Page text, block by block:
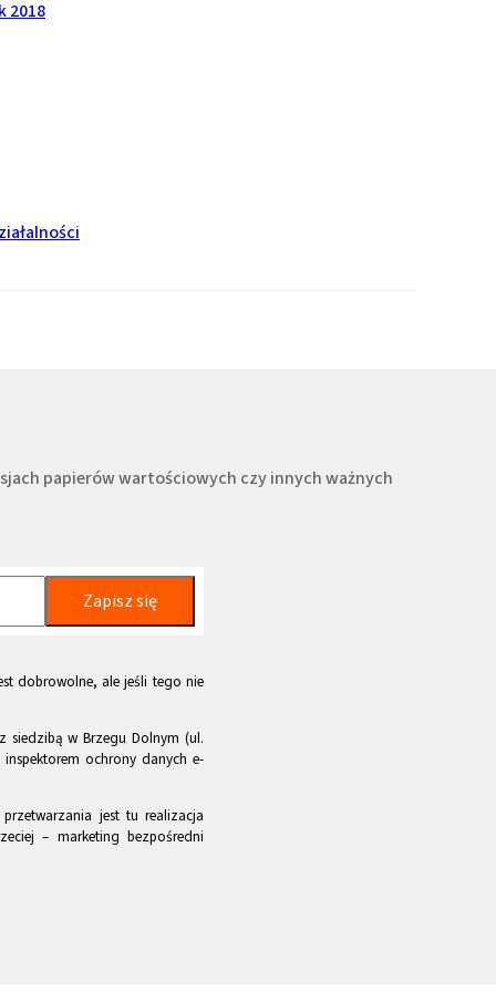
2018
papierów wartościowych czy innych ważnych
Zapisz się
dobrowolne, ale jeśli tego nie
siedzibą w Brzegu Dolnym (ul.
ochrony danych e-
jest tu realizacja
– marketing bezpośredni